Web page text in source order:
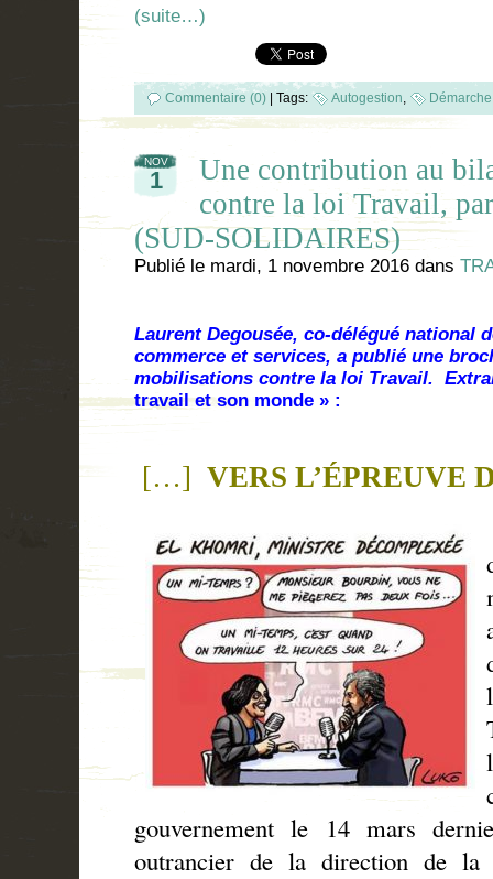
(suite…)
Commentaire (0) Tags: Autogestion,
NOV
1
Une contribution au
contre la loi Travail,
(SUD-SOLIDAIRES)
Publié le mardi, 1 novembre 2016 dans
Laurent Degousée, co-délégué national
commerce et services, a publié une
mobilisations contre la loi Travail.
travail et son monde » :
[…] VERS L’ÉPREUVE
gouvernement le 14 mars
outrancier de la direction de